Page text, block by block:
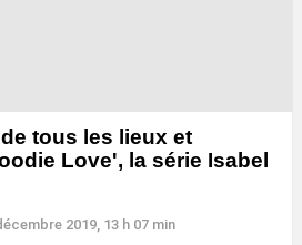
tous les lieux et
Love', la série Isabel
2019, 13 h 07 min